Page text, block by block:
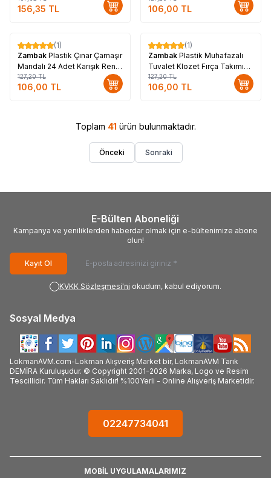
156,35 TL 106,00 TL
%17
(1)
Zambak Plastik Çınar Çamaşır
Mandalı 24 Adet Karışık Renk
ZP-142
127,20TL
106,00 TL
%17
(1)
Zambak Plastik Muhafazalı
Tuvalet Klozet Fırça Takımı
Karışık Renk ZP-152
127,20TL
106,00 TL
Toplam 41 ürün bulunmaktadır.
Önceki Sonraki
E-Bülten Aboneliği
Kampanya ve yeniliklerden haberdar olmak için e-bültenimize abone
olun!
Kayıt Ol
KVKK Sözleşmesi'ni okudum, kabul ediyorum.
Sosyal Medya
LokmanAVM.com-Lokman Alışveriş Market bir, LokmanAVM Tarık
DEMİRA Kuruluşudur. © Copyright 2001-2026 Marka, Logo ve Resim
Tescillidir. Tüm Hakları Saklıdır! %100Yerli - Online Alışveriş Marketidir.
02247734041
MOBİL UYGULAMALARIMIZ